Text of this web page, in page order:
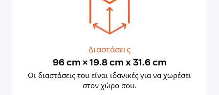
Διαστάσεις
96 cm × 19.8 cm x 31.6 cm
Οι διαστάσεις του είναι ιδανικές για να χωρέσει
στον χώρο σου.